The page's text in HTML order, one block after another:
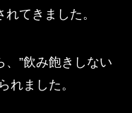
てきました。
”飲み飽きしない
れました。